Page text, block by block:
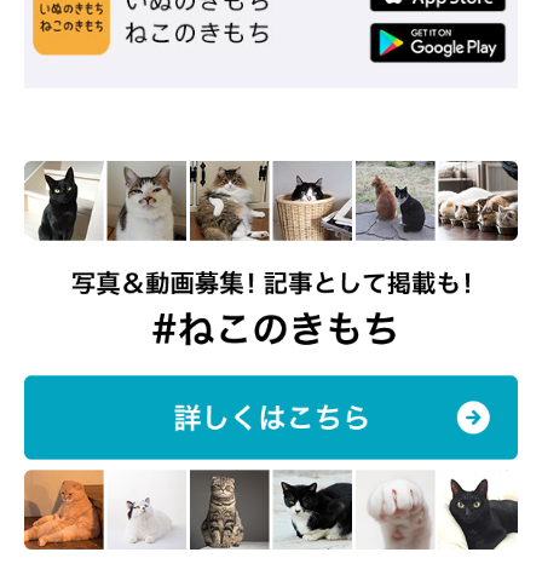
のです。
※写真はスマホアプリ「いぬ・ねこのきもち」で投稿されたもの